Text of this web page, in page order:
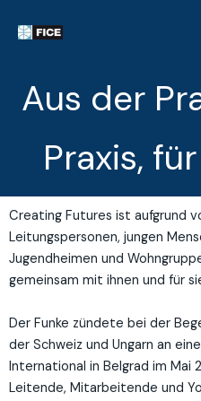
Aus der
Praxis,
Creating Futures ist aufgrund
Leitungspersonen, jungen
Jugendheimen und
gemeinsam mit ihnen und für
Der Funke zündete bei der
der Schweiz und Ungarn an
International in Belgrad im Mai
Leitende, Mitarbeitende und